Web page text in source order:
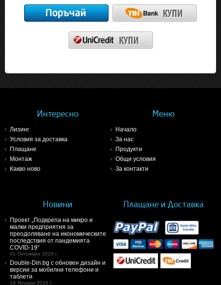
Интересно
Лизинг
Условия за доставка
Плащане
Монтаж
Какво ново
Меню
Начало
За нас
Продукти
Общи условия
За контакти
Новини
Проект „Подкрепа на микро и
малки предприятия за
преодоляване на икономическите
последствия от пандемията
COVID-19“
01 Октомври 2020 г.
Double-Din.bg с обновен дизайн и
версии за мобилни телефони и
таблети
19 Януари 2016 г.
Плащане и Доставка